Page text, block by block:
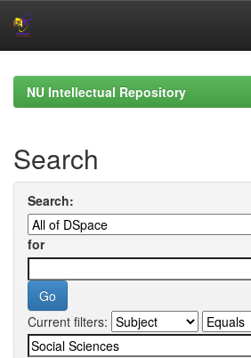
navigationNU Intellectual Repository
Search
Search:
for
Current filters: